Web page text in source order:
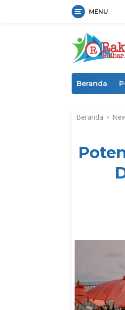
MENU
Beranda
Beranda